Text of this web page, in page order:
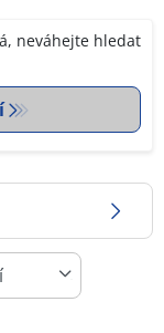
neváhejte hledat